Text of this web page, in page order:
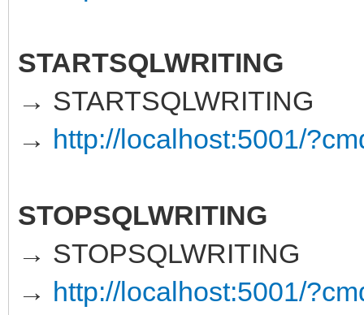
STARTSQLWRITING
→ STARTSQLWRITING
→ http://localhost:5001/
STOPSQLWRITING
→ STOPSQLWRITING
→ http://localhost:5001/